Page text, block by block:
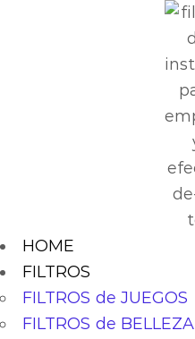
HOME
FILTROS
FILTROS de JUEGOS
FILTROS de BELLEZA